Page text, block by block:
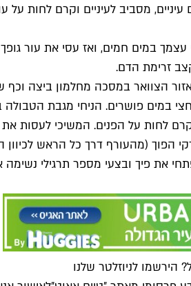
מסביב לעיניים וקרם לחות על
במים חמים, ואז עסי את עור
זרימת הדם.
במים פושרים. הניחי מגבת הטבולה
לחות על הפנים. המשיכי לעסות
הפוך (מהעורף דרך כל הראש
את פיך ובצעי מספר תרגילי
הירשמו לניוזלטר שלנו